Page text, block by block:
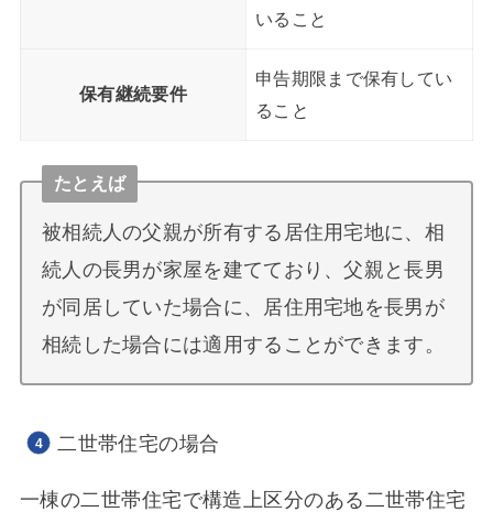
いること
保有継続要件
申告期限まで保有してい
ること
たとえば
被相続人の父親が所有する居住用宅地に、相
続人の長男が家屋を建てており、父親と長男
が同居していた場合に、居住用宅地を長男が
相続した場合には適用することができます。
二世帯住宅の場合
一棟の二世帯住宅で構造上区分のある二世帯住宅